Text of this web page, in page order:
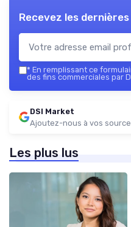
Recevez les
* En remplissant ce
des fins commerciales par
DSI Market
Ajoutez-nous à vos
Les plus lus